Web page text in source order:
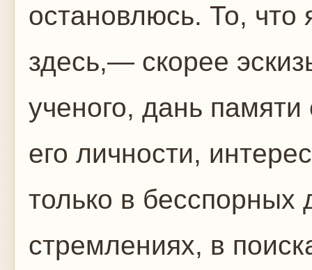
остановлюсь. То, что
здесь,— скорее
ученого, дань
его личности,
только в бесспорных
стремлениях, в